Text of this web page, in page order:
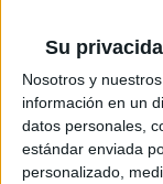
Su
Nosotros y nuestros
información en un
datos personales,
estándar enviada
personalizado,
Máster
Biología
UNIVERSIDAD DE
Tipo: Máster